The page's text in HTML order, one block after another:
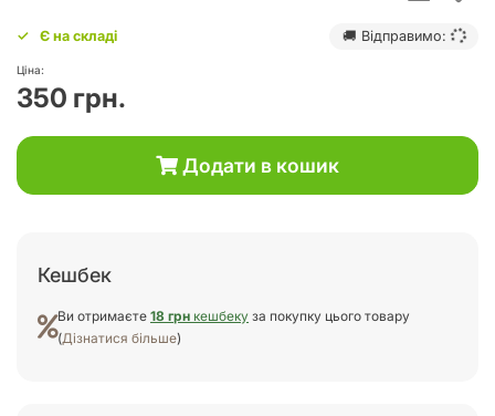
Є на складі 🚚 Відправимо:
Ціна:
350 грн.
Додати в кошик
Кешбек
Ви отримаєте 18 грн кешбеку за покупку цього товару
(Дізнатися більше)